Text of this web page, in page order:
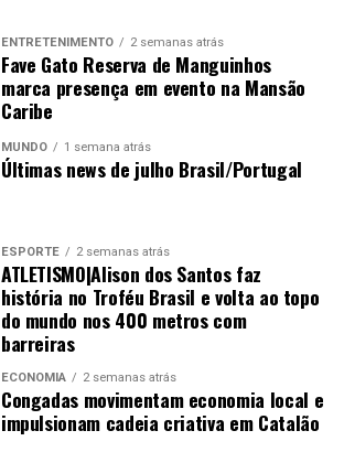
ENTRETENIMENTO 2 semanas atrás
Fave Gato Reserva de Manguinhos
marca presença em evento na Mansão
Caribe
MUNDO 1 semana atrás
Últimas news de julho Brasil/Portugal
ESPORTE 2 semanas atrás
ATLETISMO|Alison dos Santos faz
história no Troféu Brasil e volta ao topo
do mundo nos 400 metros com
barreiras
ECONOMIA 2 semanas atrás
Congadas movimentam economia local e
impulsionam cadeia criativa em Catalão